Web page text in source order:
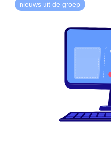
nieuws uit de groep